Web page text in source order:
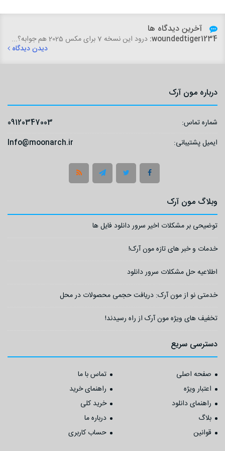
آخرین دیدگاه ها
woundedtiger1234: درود این نسخه 7 برای مکس 2025 هم جوابه؟...
دیدن دیدگاه
درباره مون آرک
شماره تماس:
09120347003
ایمیل پشتیبانی:
Info@moonarch.ir
وبلاگ مون آرک
توضیحی بر مشکلات اخیر سرور دانلود فایل ها
خدمات و خبر های تازه مون آرک!
اطلاعیه حل مشکلات سرور دانلود
خدمتی نو از مون آرک: دریافت حجمی محصولات در محل
تخفیف های ویژه مون آرک از راه رسیدند!
دسترسی سریع
صفحه اصلی
تماس با ما
اعتبار ویژه
راهنمای خرید
راهنمای دانلود
خرید کلی
بلاگ
درباره ما
قوانین
حساب کاربری